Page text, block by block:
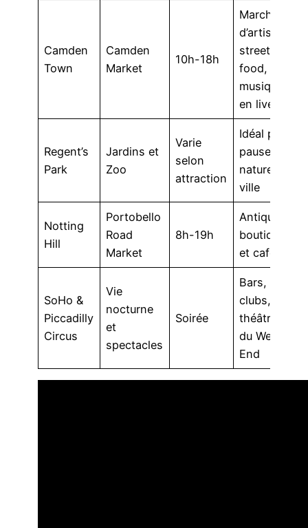
Camden
Town
Camden
Market
10h-18h
Marché
d’artisanat,
street
food,
musique
en live
Regent’s
Park
Jardins et
Zoo
Varie
selon
attraction
Idéal pour
pause
nature en
ville
Notting
Hill
Portobello
Road
Market
8h-19h
Antiquités,
boutiques
et cafés
SoHo &
Piccadilly
Circus
Vie
nocturne
et
spectacles
Soirée
Bars,
clubs, et
théâtres
du West
End